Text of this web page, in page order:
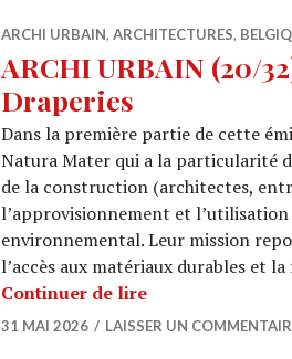
ARCHI URBAIN, ARCHITECTURES,
ARCHI URBAIN (20/
Draperies
Dans la première partie de cette
Natura Mater qui a la particularité
de la construction (architectes,
l’approvisionnement et
environnemental. Leur mission
l’accès aux matériaux durables et
Continuer de lireARCHI URBAIN
31 MAI 2026 LAISSER UN